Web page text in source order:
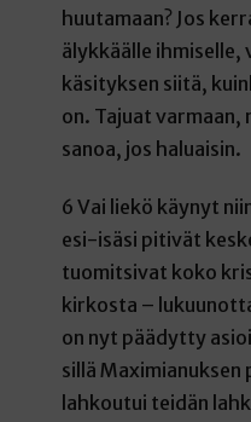
huutamaan? Jos
älykkäälle ihmiselle,
käsityksen siitä,
on. Tajuat varmaan,
sanoa, jos haluaisin.
6 Vai liekö käynyt
esi-isäsi pitivät
tuomitsivat koko
kirkosta –
on nyt päädytty
sillä Maximianuksen
lahkoutui teidän